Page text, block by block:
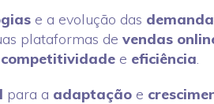
e a evolução das
plataformas de vendas
competitividade e eficiência.
para a adaptação e